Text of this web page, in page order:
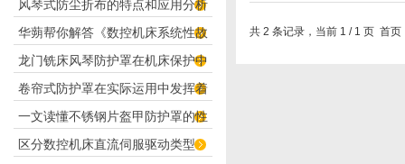
怎么样设置？
风琴式防尘折布的特点和应用分析
华蒴帮你解答《数控机床系统性故
障》
龙门铣床风琴防护罩在机床保护中
的重要性
卷帘式防护罩在实际运用中发挥着
怎样的作用
一文读懂不锈钢片盔甲防护罩的性
能特点
区分数控机床直流伺服驱动类型
共 2 条记录，当前 1 / 1 页 首